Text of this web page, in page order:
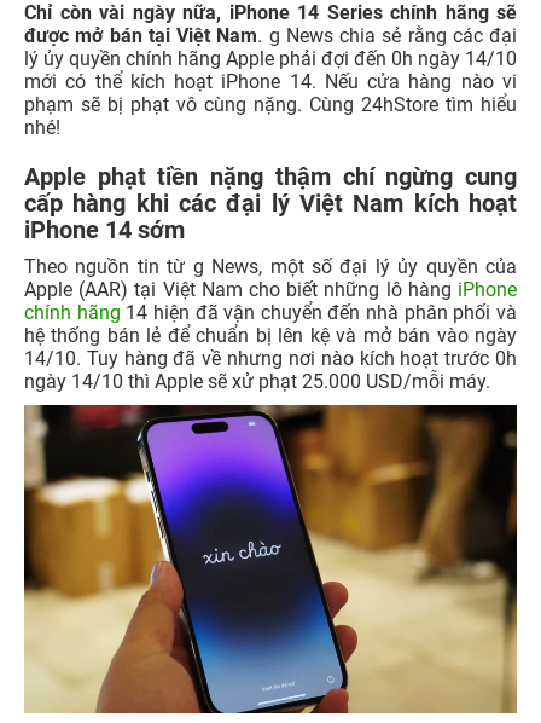
Chỉ còn vài ngày nữa, iPhone 14 Series chính hãng sẽ
được mở bán tại Việt Nam. g News chia sẻ rằng các đại
lý ủy quyền chính hãng Apple phải đợi đến 0h ngày 14/10
mới có thể kích hoạt iPhone 14. Nếu cửa hàng nào vi
phạm sẽ bị phạt vô cùng nặng. Cùng 24hStore tìm hiểu
nhé!
Apple phạt tiền nặng thậm chí ngừng cung
cấp hàng khi các đại lý Việt Nam kích hoạt
iPhone 14 sớm
Theo nguồn tin từ g News, một số đại lý ủy quyền của
Apple (AAR) tại Việt Nam cho biết những lô hàng iPhone
chính hãng 14 hiện đã vận chuyển đến nhà phân phối và
hệ thống bán lẻ để chuẩn bị lên kệ và mở bán vào ngày
14/10. Tuy hàng đã về nhưng nơi nào kích hoạt trước 0h
ngày 14/10 thì Apple sẽ xử phạt 25.000 USD/mỗi máy.